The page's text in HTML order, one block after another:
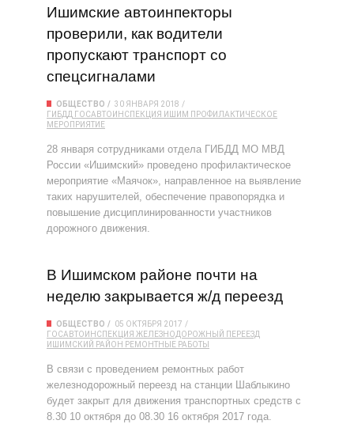
Ишимские автоинпекторы
проверили, как водители
пропускают транспорт со
спецсигналами
ОБЩЕСТВО
30 ЯНВАРЯ 2018
ГИБДД ГОСАВТОИНСПЕКЦИЯ ИШИМ ПРОФИЛАКТИЧЕСКОЕ
МЕРОПРИЯТИЕ
28 января сотрудниками отдела ГИБДД МО МВД
России «Ишимский» проведено профилактическое
мероприятие «Маячок», направленное на выявление
таких нарушителей, обеспечение правопорядка и
повышение дисциплинированности участников
дорожного движения.
В Ишимском районе почти на
неделю закрывается ж/д переезд
ОБЩЕСТВО
05 ОКТЯБРЯ 2017
ГОСАВТОИНСПЕКЦИЯ ЖЕЛЕЗНОДОРОЖНЫЙ ПЕРЕЕЗД
ИШИМСКИЙ РАЙОН РЕМОНТНЫЕ РАБОТЫ
В связи с проведением ремонтных работ
железнодорожный переезд на станции Шаблыкино
будет закрыт для движения транспортных средств с
8.30 10 октября до 08.30 16 октября 2017 года.